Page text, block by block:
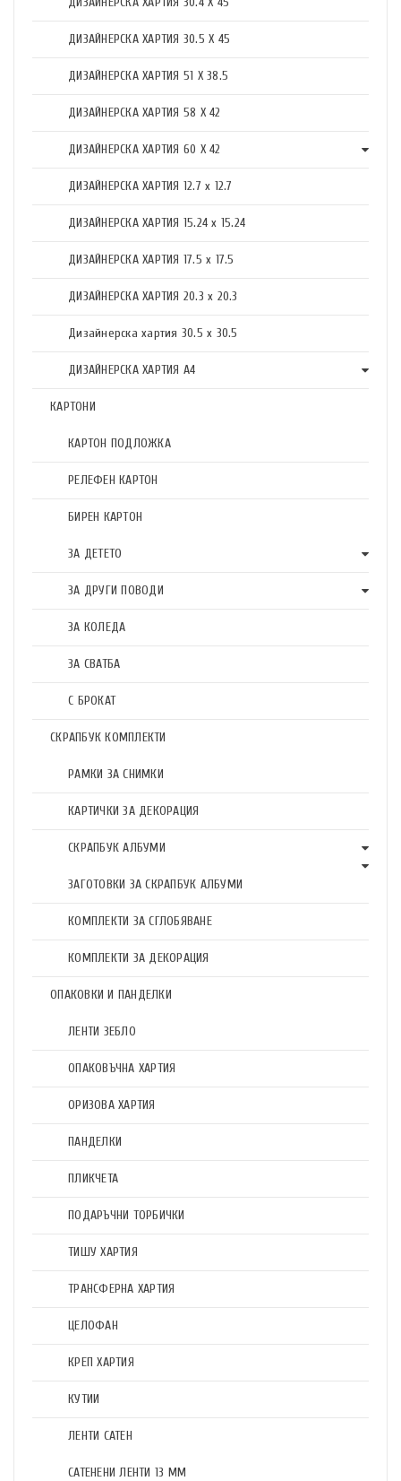
ДИЗАЙНЕРСКА ХАРТИЯ 30.5 X 45
ДИЗАЙНЕРСКА ХАРТИЯ 51 X 38.5
ДИЗАЙНЕРСКА ХАРТИЯ 58 X 42
ДИЗАЙНЕРСКА ХАРТИЯ 60 X 42
ДИЗАЙНЕРСКА ХАРТИЯ 12.7 x 12.7
ДИЗАЙНЕРСКА ХАРТИЯ 15.24 x 15.24
ДИЗАЙНЕРСКА ХАРТИЯ 17.5 х 17.5
ДИЗАЙНЕРСКА ХАРТИЯ 20.3 х 20.3
Дизайнерска хартия 30.5 х 30.5
ДИЗАЙНЕРСКА ХАРТИЯ А4
КАРТОНИ
КАРТОН ПОДЛОЖКА
РЕЛЕФЕН КАРТОН
БИРЕН КАРТОН
ЗА ДЕТЕТО
ЗА ДРУГИ ПОВОДИ
ЗА КОЛЕДА
ЗА СВАТБА
С БРОКАТ
СКРАПБУК КОМПЛЕКТИ
РАМКИ ЗА СНИМКИ
КАРТИЧКИ ЗА ДЕКОРАЦИЯ
СКРАПБУК АЛБУМИ
ЗАГОТОВКИ ЗА СКРАПБУК АЛБУМИ
КОМПЛЕКТИ ЗА СГЛОБЯВАНЕ
КОМПЛЕКТИ ЗА ДЕКОРАЦИЯ
ОПАКОВКИ И ПАНДЕЛКИ
ЛЕНТИ ЗЕБЛО
ОПАКОВЪЧНА ХАРТИЯ
ОРИЗОВА ХАРТИЯ
ПАНДЕЛКИ
ПЛИКЧЕТА
ПОДАРЪЧНИ ТОРБИЧКИ
ТИШУ ХАРТИЯ
ТРАНСФЕРНА ХАРТИЯ
ЦЕЛОФАН
КРЕП ХАРТИЯ
КУТИИ
ЛЕНТИ САТЕН
САТЕНЕНИ ЛЕНТИ 13 ММ